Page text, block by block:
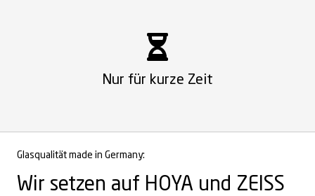
Nur für kurze Zeit
Glasqualität made in Germany:
Wir setzen auf HOYA und ZEISS